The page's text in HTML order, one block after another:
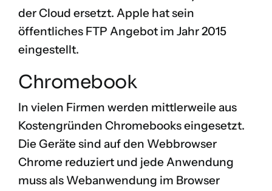
der Cloud ersetzt. Apple hat sein
öffentliches FTP Angebot im Jahr 2015
eingestellt.
Chromebook
In vielen Firmen werden mittlerweile aus
Kostengründen Chromebookseingesetzt.
Die Geräte sind auf den Webbrowser
Chrome reduziert und jede Anwendung
muss als Webanwendung im Browser